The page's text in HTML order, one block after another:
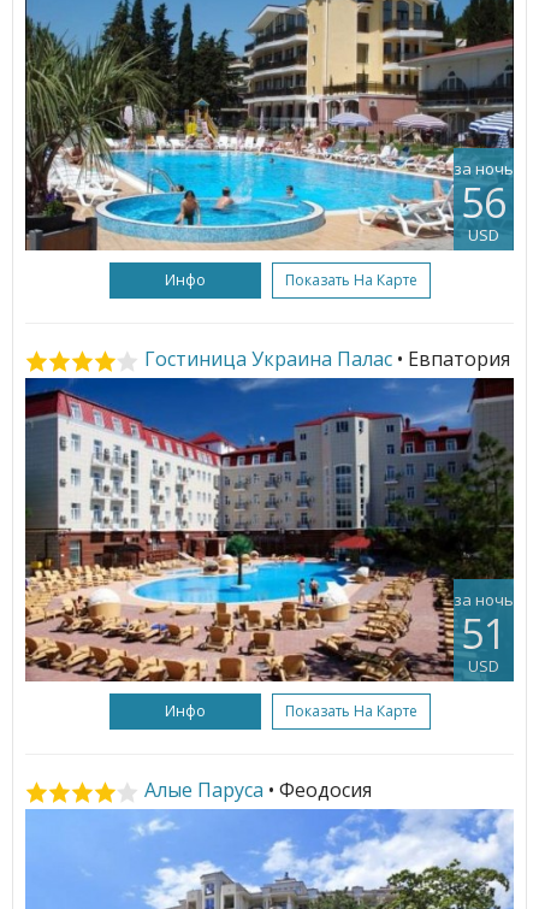
за ночь
56
USD
Инфо Показать На Карте
Гостиница Украина Палас • Евпатория
за ночь
51
USD
Инфо Показать На Карте
Алые Паруса • Феодосия